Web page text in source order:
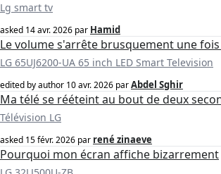
Lg smart tv
asked 14 avr. 2026 par Hamid
Le volume s'arrête brusquement une
LG 65UJ6200-UA 65 inch LED Smart Television
edited by author 10 avr. 2026 parAbdel Sghir
Ma télé se rééteint au bout de deux
Télévision LG
asked 15 févr. 2026 par rené zinaeve
Pourquoi mon écran affiche bizarrement